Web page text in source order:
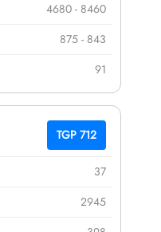
4680 - 8460
875 - 843
91
TGP 712
37
2945